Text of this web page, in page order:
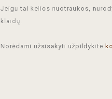
Jeigu tai kelios nuotraukos,
klaidų.
Norėdami užsisakyti užpildykite